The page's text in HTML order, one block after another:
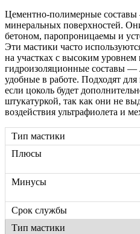
Цементно-полимерные
минеральных поверхностей.
бетоном, паропроницаемы и
Эти мастики часто
на участках с высоким
гидроизоляционные составы —
удобные в работе. Подходят
если цоколь будет
штукатуркой, так как они не
воздействия ультрафиолета и